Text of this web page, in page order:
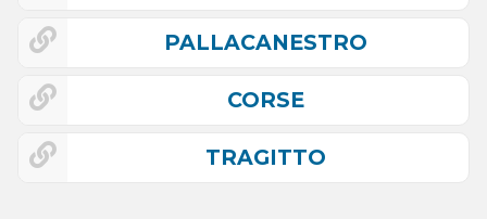
PALLACANESTRO
CORSE
TRAGITTO